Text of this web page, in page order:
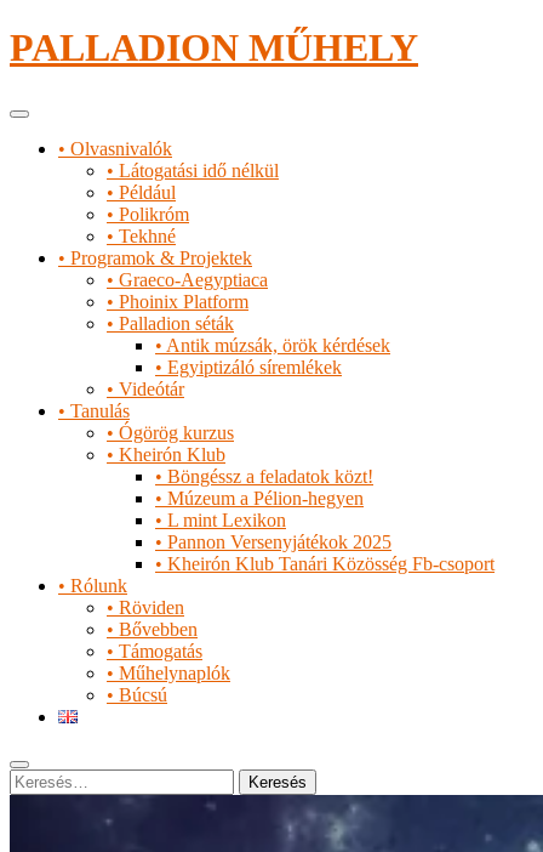
Tartalomhoz
PALLADION MŰHELY
Elsődleges
• Olvasnivalók
• Látogatási idő nélkül
• Például
• Polikróm
• Tekhné
• Programok & Projektek
• Graeco-Aegyptiaca
• Phoinix Platform
• Palladion séták
• Antik múzsák, örök kérdések
• Egyiptizáló síremlékek
• Videótár
• Tanulás
• Ógörög kurzus
• Kheirón Klub
• Böngéssz a feladatok közt!
• Múzeum a Pélion-hegyen
• L mint Lexikon
• Pannon Versenyjátékok 2025
• Kheirón Klub Tanári Közösség Fb-csoport
• Rólunk
• Röviden
• Bővebben
• Támogatás
• Műhelynaplók
• Búcsú
Keresés
Keresés: